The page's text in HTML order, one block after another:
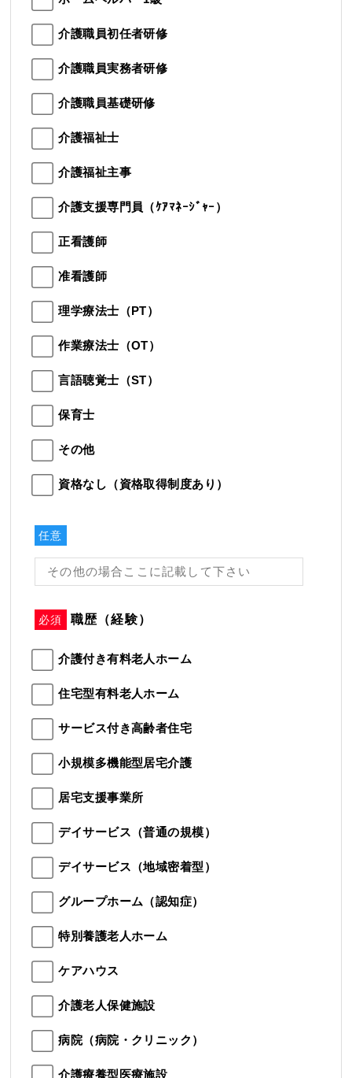
介護職員初任者研修
介護職員実務者研修
介護職員基礎研修
介護福祉士
介護福祉主事
介護支援専門員（ｹｱﾏﾈｰｼﾞｬｰ）
正看護師
准看護師
理学療法士（PT）
作業療法士（OT）
言語聴覚士（ST）
保育士
その他
資格なし（資格取得制度あり）
任意
必須 職歴（経験）
介護付き有料老人ホーム
住宅型有料老人ホーム
サービス付き高齢者住宅
小規模多機能型居宅介護
居宅支援事業所
デイサービス（普通の規模）
デイサービス（地域密着型）
グループホーム（認知症）
特別養護老人ホーム
ケアハウス
介護老人保健施設
病院（病院・クリニック）
介護療養型医療施設